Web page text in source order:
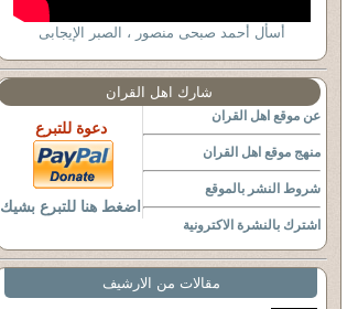
أسأل أحمد صبحى منصور ، الصبر الإيجابى
شارك اهل القران
عن موقع اهل القران
منهج موقع اهل القران
شروط النشر بالموقع
اشترك بالنشرة الاكترونية
دعوة للتبرع
اضغط هنا للتبرع بشيك
مقالات من الارشيف